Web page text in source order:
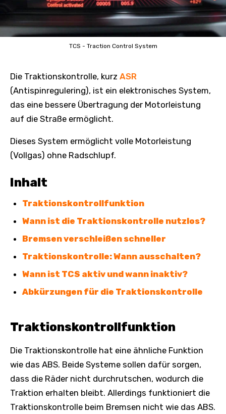
TCS - Traction Control System
Die Traktionskontrolle, kurz ASR
(Antispinregulering), ist ein elektronisches System,
das eine bessere Übertragung der Motorleistung
auf die Straße ermöglicht.
Dieses System ermöglicht volle Motorleistung
(Vollgas) ohne Radschlupf.
Inhalt
Traktionskontrollfunktion
Wann ist die Traktionskontrolle nutzlos?
Bremsen verschleißen schneller
Traktionskontrolle: Wann ausschalten?
Wann ist TCS aktiv und wann inaktiv?
Abkürzungen für die Traktionskontrolle
Traktionskontrollfunktion
Die Traktionskontrolle hat eine ähnliche Funktion
wie das ABS. Beide Systeme sollen dafür sorgen,
dass die Räder nicht durchrutschen, wodurch die
Traktion erhalten bleibt. Allerdings funktioniert die
Traktionskontrolle beim Bremsen nicht wie das ABS.